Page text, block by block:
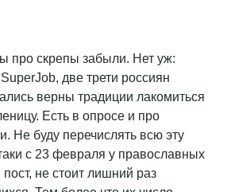
про скрепы забыли. Нет уж:
две трети россиян
верны традиции лакомиться
Есть в опросе и про
Не буду перечислять всю эту
с 23 февраля у православных
не стоит лишний раз